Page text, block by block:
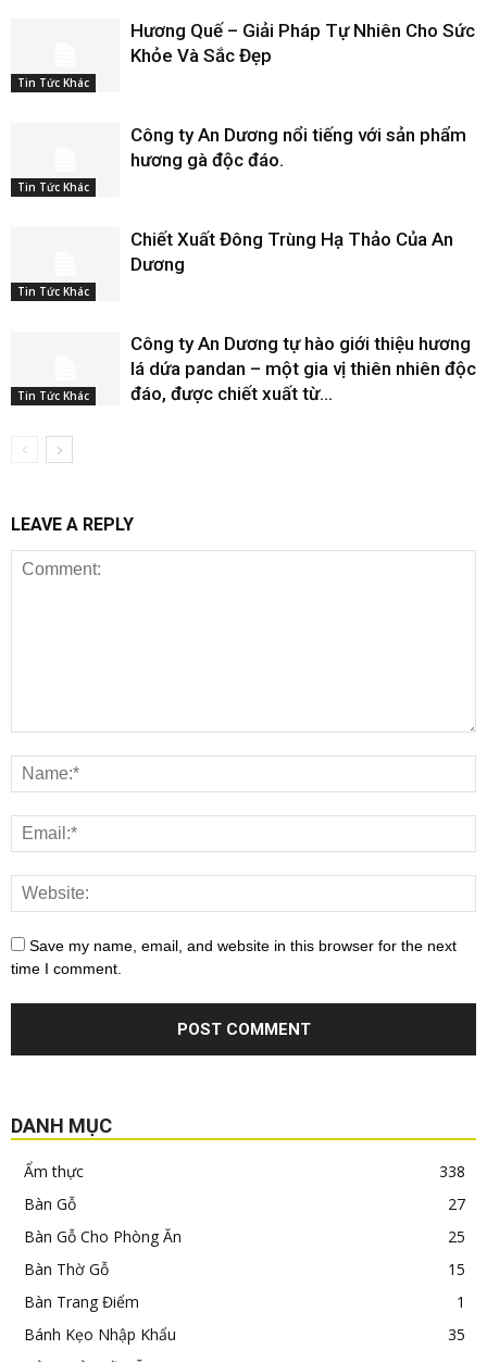
Tin Tức Khác
Hương Quế – Giải Pháp Tự Nhiên Cho Sức
Khỏe Và Sắc Đẹp
Tin Tức Khác
Công ty An Dương nổi tiếng với sản phẩm
hương gà độc đáo.
Tin Tức Khác
Chiết Xuất Đông Trùng Hạ Thảo Của An
Dương
Tin Tức Khác
Công ty An Dương tự hào giới thiệu hương
lá dứa pandan – một gia vị thiên nhiên độc
đáo, được chiết xuất từ...
LEAVE A REPLY
Save my name, email, and website in this browser for the next
time I comment.
DANH MỤC
Ẩm thực
338
Bàn Gỗ
27
Bàn Gỗ Cho Phòng Ăn
25
Bàn Thờ Gỗ
15
Bàn Trang Điểm
1
Bánh Kẹo Nhập Khẩu
35